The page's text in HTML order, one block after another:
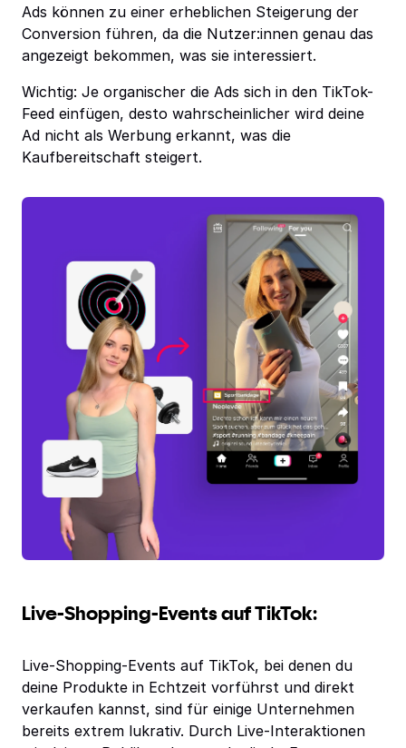
Ads können zu einer erheblichen Steigerung der
Conversion führen, da die Nutzer:innen genau das
angezeigt bekommen, was sie interessiert.
Wichtig: Je organischer die Ads sich in den TikTok-
Feed einfügen, desto wahrscheinlicher wird deine
Ad nicht als Werbung erkannt, was die
Kaufbereitschaft steigert.
Live-Shopping-Events auf TikTok:
Live-Shopping-Events auf TikTok, bei denen du
deine Produkte in Echtzeit vorführst und direkt
verkaufen kannst, sind für einige Unternehmen
bereits extrem lukrativ. Durch Live-Interaktionen